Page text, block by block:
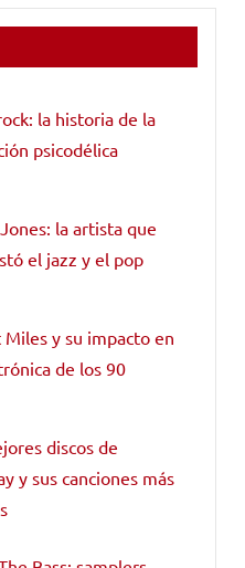
la historia de la
psicodélica
la artista que
el jazz y el pop
Miles y su impacto en
de los 90
discos de
y sus canciones más